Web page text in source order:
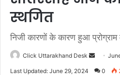
स्थगित
निजी कारणों के कारण हुआ प्रोग्राम
Click Uttarakhand Desk
e
Last Updated: June 29, 2024 0